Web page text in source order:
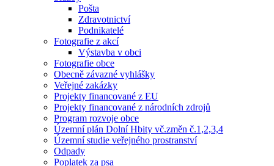
Pošta
Zdravotnictví
Podnikatelé
Fotografie z akcí
Výstavba v obci
Fotografie obce
Obecně závazné vyhlášky
Veřejné zakázky
Projekty financované z EU
Projekty financované z národních zdrojů
Program rozvoje obce
Územní plán Dolní Hbity vč.změn č.1,2,3,4
Územní studie veřejného prostranství
Odpady
Poplatek za psa